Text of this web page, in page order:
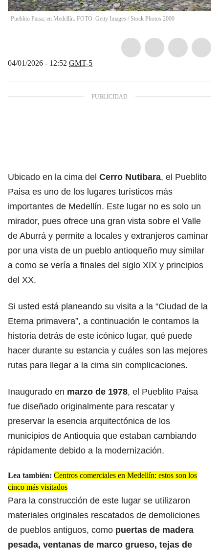
Pueblito Paisa, en Medellín. FOTO: Getty Images / Stock Photos 2000
04/01/2026 - 12:52 GMT-5
Ubicado en la cima del Cerro Nutibara, el Pueblito
Paisa es uno de los lugares turísticos más
importantes de Medellín. Este lugar no es solo un
mirador, pues ofrece una gran vista sobre el Valle
de Aburrá y permite a locales y extranjeros caminar
por una vista de un pueblo antioqueño muy similar
a como se vería a finales del siglo XIX y principios
del XX.
Si usted está planeando su visita a la “Ciudad de la
Eterna primavera”, a continuación le contamos la
historia detrás de este icónico lugar, qué puede
hacer durante su estancia y cuáles son las mejores
rutas para llegar a la cima sin complicaciones.
Inaugurado en marzo de 1978, el Pueblito Paisa
fue diseñado originalmente para rescatar y
preservar la esencia arquitectónica de los
municipios de Antioquia que estaban cambiando
rápidamente debido a la modernización.
Lea también: Centros comerciales en Medellín: estos son los
cinco más visitados
Para la construcción de este lugar se utilizaron
materiales originales rescatados de demoliciones
de pueblos antiguos, como puertas de madera
pesada, ventanas de marco grueso, tejas de